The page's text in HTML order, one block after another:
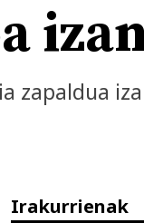
zapaldua
Irakurrienak